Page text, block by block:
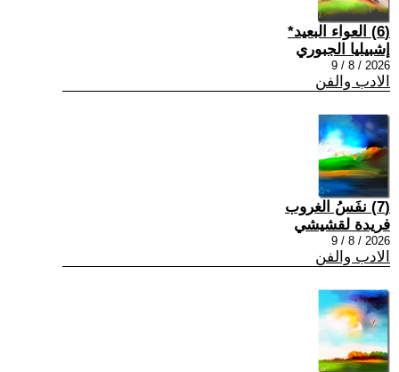
(6) العواء البعيد*
إشبيليا الجبوري
2026 / 8 / 9
الادب والفن
(7) نفَسُ الغروب
فريدة لقشيشي
2026 / 8 / 9
الادب والفن